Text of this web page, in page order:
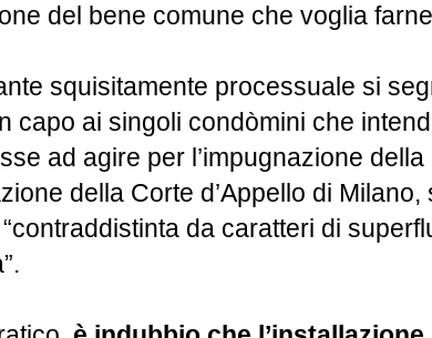
del bene comune che voglia
squisitamente processuale si
capo ai singoli condòmini che
ad agire per l’impugnazione
della Corte d’Appello di
da caratteri di